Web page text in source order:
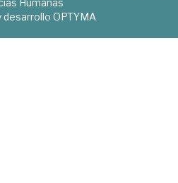
Humanas
desarrollo OPTYMA